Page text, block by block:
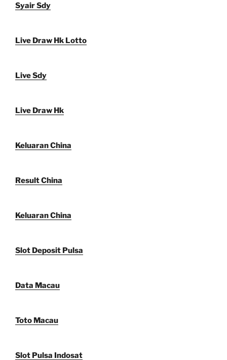
Syair Sdy
Live Draw Hk Lotto
Live Sdy
Live Draw Hk
Keluaran China
Result China
Keluaran China
Slot Deposit Pulsa
Data Macau
Toto Macau
Slot Pulsa Indosat